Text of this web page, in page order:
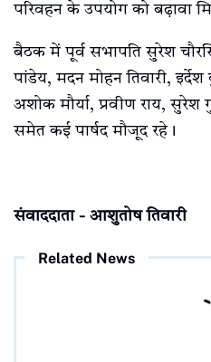
परिवहन के उपयोग को बढ़ावा
बैठक में पूर्व सभापति सुरेश
पांडेय, मदन मोहन तिवारी,
अशोक मौर्या, प्रवीण राय, सुरेश
समेत कई पार्षद मौजूद रहे।
संवाददाता - आशुतोष तिवारी
Related News